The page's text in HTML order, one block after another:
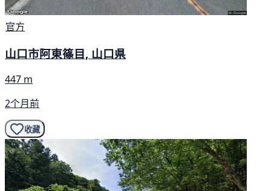
官方
山口市阿東篠目, 山口県
447 m
2个月前
收藏